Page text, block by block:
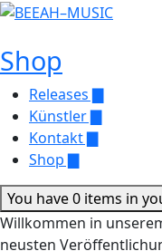
Shop
Releases ▇
Künstler ▇
Kontakt ▇
Shop ▇
You have 0 items in
Willkommen in
neusten